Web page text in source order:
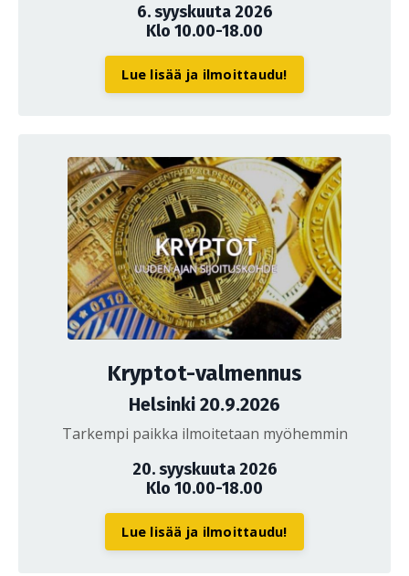
6. syyskuuta 2026
Klo 10.00-18.00
Lue lisää ja ilmoittaudu!
Kryptot-valmennus
Helsinki 20.9.2026
Tarkempi paikka ilmoitetaan myöhemmin
20. syyskuuta 2026
Klo 10.00-18.00
Lue lisää ja ilmoittaudu!